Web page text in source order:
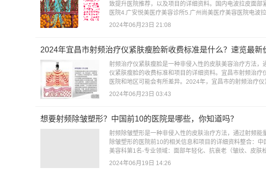
致提升医院推荐，以及项目的详细资料。国内电波拉皮面
医院4.广安悦美医疗美容诊所5.广州尚美医疗美容医院电波
2024年06月23日 21:08
2024年宜昌市射频治疗仪紧肤瘦脸新收费标准是什么？速览最新
射频治疗仪紧肤瘦脸是一种非侵入性的皮肤美容治疗方法
仪紧肤瘦脸的收费标准和项目的详细资料。宜昌市射频治
医院和地区可能会有所差异。2024年，宜昌市的射频治疗
2024年06月23日 03:43
想要射频除皱塑形？中国前10的医院是哪些，你知道吗？
射频除皱塑形是一种非侵入性的皮肤治疗方法，通过射频
除皱塑形的医院前10的相关信息和项目的详细资料整合：
美容科第1名-专业领域：面部年轻化、抗衰老（皱纹、皮肤
2024年06月19日 14:26